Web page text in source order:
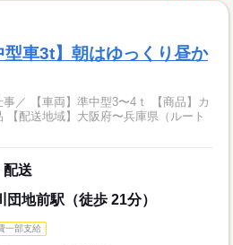
型車3t】朝はゆっくり昼か
商品】カ
配送
地前駅（徒歩 21分）
一部支給